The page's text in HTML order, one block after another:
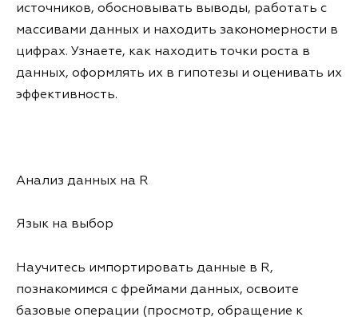
источников, обосновывать выводы, работать с
массивами данных и находить закономерности в
цифрах. Узнаете, как находить точки роста в
данных, оформлять их в гипотезы и оценивать их
эффективность.
Анализ данных на R
Язык на выбор
Научитесь импортировать данные в R,
познакомимся с фреймами данных, освоите
базовые операции (просмотр, обращение к